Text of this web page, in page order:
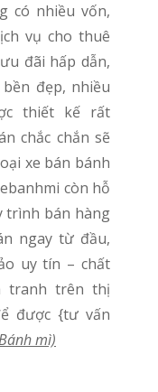
có nhiều vốn,
vụ cho thuê
đãi hấp dẫn,
đẹp, nhiều
thiết kế rất
chắc chắn sẽ
xe bán bánh
còn hỗ
trình bán hàng
ngay từ đầu,
uy tín – chất
tranh trên thị
được {tư vấn
mì)